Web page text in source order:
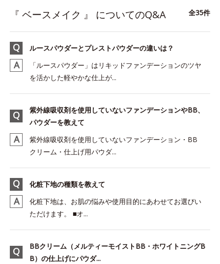
『 ベースメイク 』 についてのQ&A 全35件
ルースパウダーとプレストパウダーの違いは？
「ルースパウダー」はリキッドファンデーションのツヤ
を活かした軽やかな仕上が...
紫外線吸収剤を使用していないファンデーションやBB、
パウダーを教えて
紫外線吸収剤を使用していないファンデーション・BB
クリーム・仕上げ用パウダ...
化粧下地の種類を教えて
化粧下地は、お肌の悩みや使用目的にあわせてお選びい
ただけます。 ■オ...
BBクリーム（メルティーモイストBB・ホワイトニングB
B）の仕上げにパウダ...